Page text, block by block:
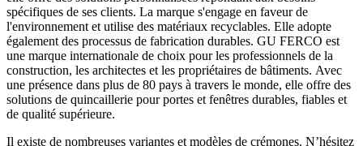
spécifiques de ses clients. La marque s'engage en faveur de
l'environnement et utilise des matériaux recyclables. Elle adopte
également des processus de fabrication durables. GU FERCO est
une marque internationale de choix pour les professionnels de la
construction, les architectes et les propriétaires de bâtiments. Avec
une présence dans plus de 80 pays à travers le monde, elle offre des
solutions de quincaillerie pour portes et fenêtres durables, fiables et
de qualité supérieure.
Il existe de nombreuses variantes et modèles de crémones. N’hésitez